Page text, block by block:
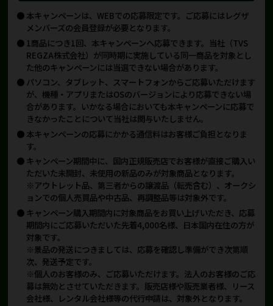
本キャンペーンは、WEBでの応募限定です。ご応募にはレグザ
メンバーズの会員登録が必要となります。
1商品につき1回、本キャンペーンへ応募できます。当社（TVS
REGZA株式会社）が同時期に実施している同一商品を対象とし
た他のキャンペーンには当選できない場合があります。
パソコン、タブレット、スマートフォンからご応募いただけます
が、機種・アプリまたはOSのバージョンにより応募できない場
合があります。いかなる場合においても本キャンペーンに応募で
きなかったことについて当社は関与いたしません。
本キャンペーンの応募にかかる通信料はお客様ご負担となりま
す。
キャンペーン期間中に、国内正規販売店でお客様が直接ご購入い
ただいた未開封、未使用の新品のみが対象商品となります。
※アウトレット品、第三者からの譲渡品（転売含む）、オークシ
ョンでの個人売買品や中古品、再調整品等は対象外です。
キャンペーン購入期間内に対象商品をお買い上げいただき、応募
期間内にご応募いただいた先着4,000名様、日本国内在住の方が
対象です。
※景品の発送につきましては、応募を確認し準備ができ次第順
次、発送予定です。
※個人のお客様のみ、ご応募いただけます。法人のお客様のご応
募は無効とさせていただきます。販売店様や販売業者様、リース
会社様、レンタル会社様等の代行申請は、対象外となります。